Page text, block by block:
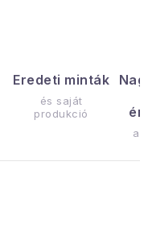
Eredeti minták
és saját
produkció